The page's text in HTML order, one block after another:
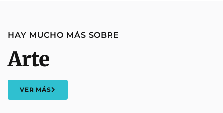
HAY MUCHO MÁS SOBRE
Arte
VER MÁS